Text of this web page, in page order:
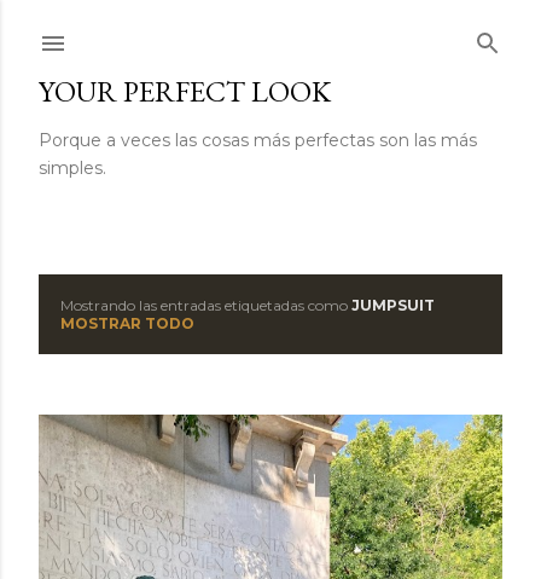
YOUR PERFECT LOOK
Porque a veces las cosas más perfectas son las más
simples.
t
r
a
d
Mostrando las entradas etiquetadas como JUMPSUIT
MOSTRAR TODO